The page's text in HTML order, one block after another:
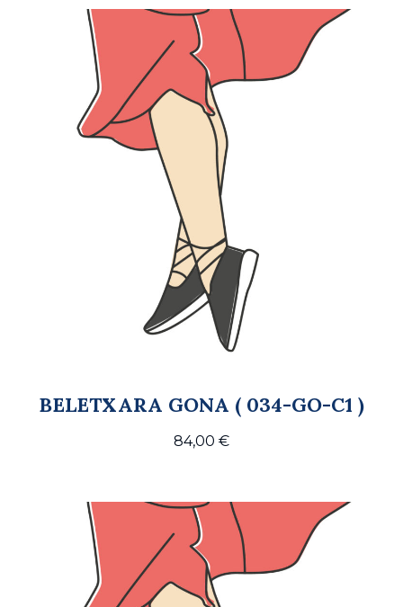
BELETXARA GONA ( 034-GO-C1 )
84,00 €